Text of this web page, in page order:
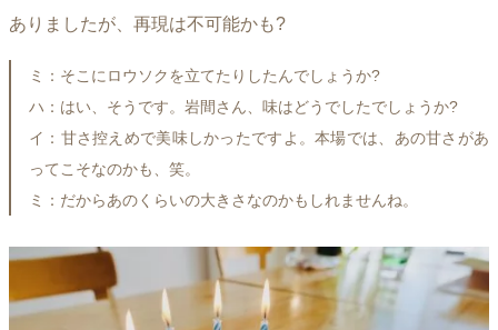
ありましたが、再現は不可能かも?
ミ：そこにロウソクを立てたりしたんでしょうか?
ハ：はい、そうです。岩間さん、味はどうでしたでしょうか?
イ：甘さ控えめで美味しかったですよ。本場では、あの甘さがあ
ってこそなのかも、笑。
ミ：だからあのくらいの大きさなのかもしれませんね。